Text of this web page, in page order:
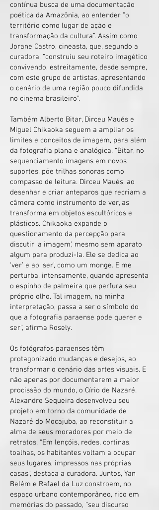
contínua busca de uma documentação
poética da Amazônia, ao entender “o
território como lugar de ação e
transformação da cultura”. Assim como
Jorane Castro, cineasta, que, segundo a
curadora, “construiu seu roteiro imagético
convivendo, estreitamente, desde sempre,
com este grupo de artistas, apresentando
o cenário de uma região pouco difundida
no cinema brasileiro”.
Também Alberto Bitar, Dirceu Maués e
Miguel Chikaoka seguem a ampliar os
limites e conceitos de imagem, para além
da fotografia plana e analógica. “Bitar, no
sequenciamento imagens em novos
suportes, põe trilhas sonoras como
compasso de leitura. Dirceu Maués, ao
desenhar e criar anteparos que recriam a
câmera como instrumento de ver, as
transforma em objetos escultóricos e
plásticos. Chikaoka expande o
questionamento da percepção para
discutir ‘a imagem’, mesmo sem aparato
algum para produzi-la. Ele se dedica ao
‘ver’ e ao ‘ser’, como um monge. E me
perturba, intensamente, quando apresenta
o espinho de palmeira que perfura seu
próprio olho. Tal imagem, na minha
interpretação, passa a ser o símbolo do
que a fotografia paraense pode querer e
ser”, afirma Rosely.
Os fotógrafos paraenses têm
protagonizado mudanças e desejos, ao
transformar o cenário das artes visuais. E
não apenas por documentarem a maior
procissão do mundo, o Círio de Nazaré.
Alexandre Sequeira desenvolveu seu
projeto em torno da comunidade de
Nazaré do Mocajuba, ao reconstituir a
alma de seus moradores por meio de
retratos. “Em lençóis, redes, cortinas,
toalhas, os habitantes voltam a ocupar
seus lugares, impressos nas próprias
casas”, destaca a curadora. Juntos, Yan
Belém e Rafael da Luz constroem, no
espaço urbano contemporâneo, rico em
memórias do passado, “seu discurso